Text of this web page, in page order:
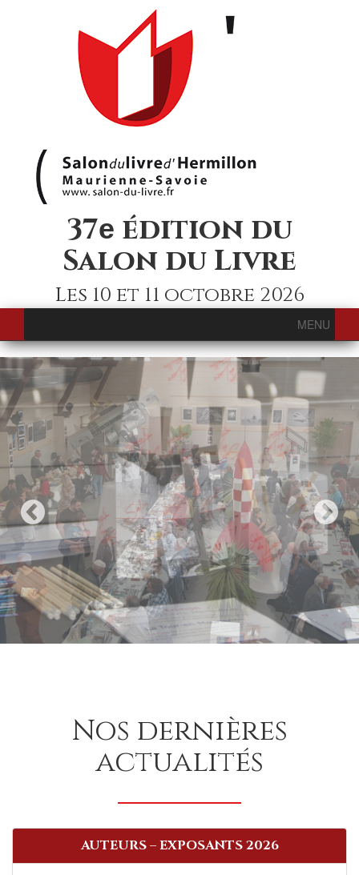
37e édition du
Salon du Livre
Les 10 et 11 octobre 2026
MENU
Nos dernières
actualités
AUTEURS – EXPOSANTS 2026